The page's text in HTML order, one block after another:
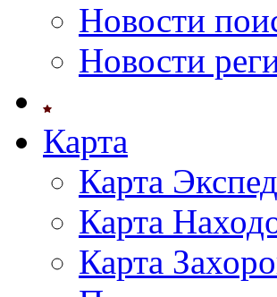
Новости
Новости
Карта
Карта
Карта
Карта